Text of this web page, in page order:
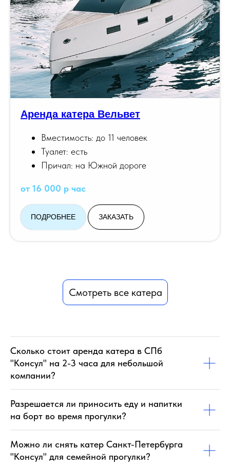
Аренда катера Вельвет
Вместимость: до 11 человек
Туалет: есть
Причал: на Южной дороге
от 16 000 р час
ПОДРОБНЕЕ ЗАКАЗАТЬ
Смотреть все катера
Сколько стоит аренда катера в СПб
"Консул" на 2-3 часа для небольшой
компании?
Разрешается ли приносить еду и напитки
на борт во время прогулки?
Можно ли снять катер Санкт-Петербурга
"Консул" для семейной прогулки?